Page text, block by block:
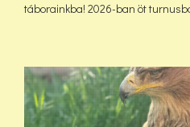
táborainkba! 2026-ban öt